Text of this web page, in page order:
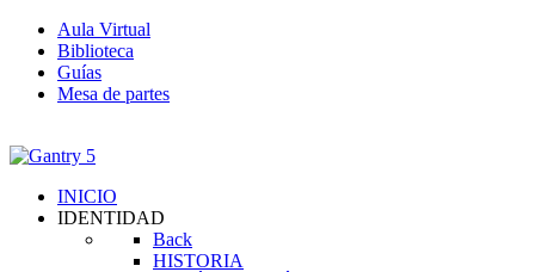
Aula Virtual
Biblioteca
Guías
Mesa de partes
INICIO
IDENTIDAD
Back
HISTORIA